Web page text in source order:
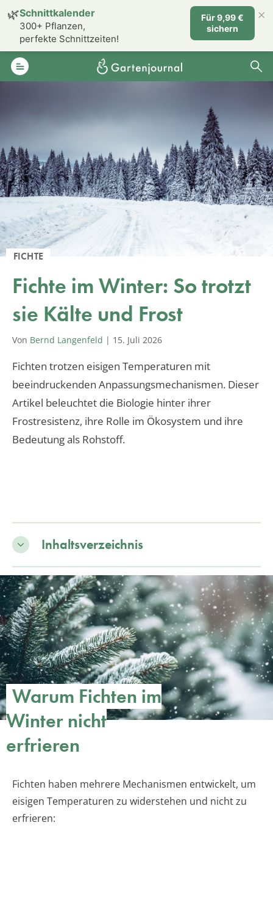
FICHTE
Fichte im Winter: So trotzt
sie Kälte und Frost
Von Bernd Langenfeld | 15. Juli 2026
Fichten trotzen eisigen Temperaturen mit
beeindruckenden Anpassungsmechanismen. Dieser
Artikel beleuchtet die Biologie hinter ihrer
Frostresistenz, ihre Rolle im Ökosystem und ihre
Bedeutung als Rohstoff.
Inhaltsverzeichnis
Warum Fichten im
Winter nicht
erfrieren
Fichten haben mehrere Mechanismen entwickelt, um
eisigen Temperaturen zu widerstehen und nicht zu
erfrieren:
🌿Schnittkalender
300+ Pflanzen,
perfekte Schnittzeiten!
Für 9,99 €
sichern
×